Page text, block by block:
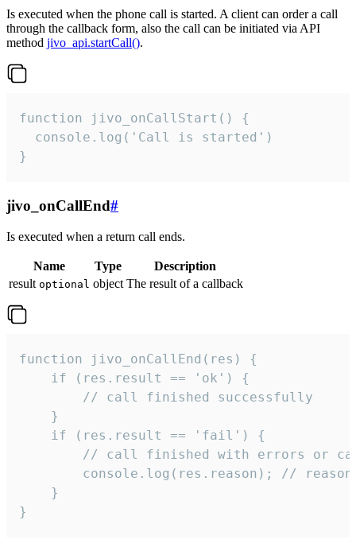
Is executed when the phone call is started. A client can order a call
through the callback form, also the call can be initiated via API
method jivo_api.startCall().
function jivo_onCallStart() {
  console.log('Call is started')
}
jivo_onCallEnd#
Is executed when a return call ends.
Name Type
Description
result optional object The result of a callback
function jivo_onCallEnd(res) {
    if (res.result == 'ok') {
        // call finished successfully
    }
    if (res.result == 'fail') {
// call finished with errors or
console.log(res.reason); //
    }
}